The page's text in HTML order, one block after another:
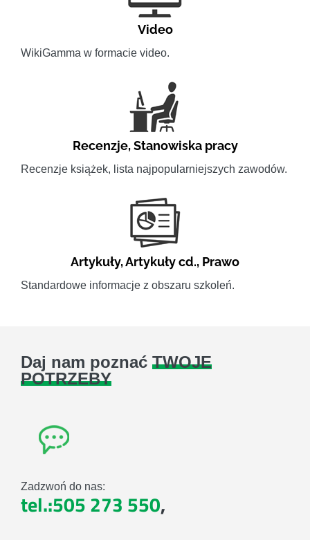
Video
WikiGamma w formacie video.
Recenzje,Stanowiska pracy
Recenzje książek, lista najpopularniejszych zawodów.
Artykuły,Artykuły cd., Prawo
Standardowe informacje z obszaru szkoleń.
Daj nam poznać TWOJE
POTRZEBY
Zadzwoń do nas:
tel.:505 273 550,